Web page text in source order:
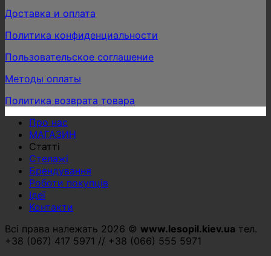
Доставка и оплата
Политика конфиденциальности
Пользовательское соглашение
Методы оплаты
Политика возврата товара
Про нас
МАГАЗИН
Статті
Стелажі
Брендування
Роботи покупців
Ідеї
Контакти
Всі права належать 2026 © www.lesopil.kiev.ua тел.
+38 (067) 417 5971 // +38 (066) 555 5971